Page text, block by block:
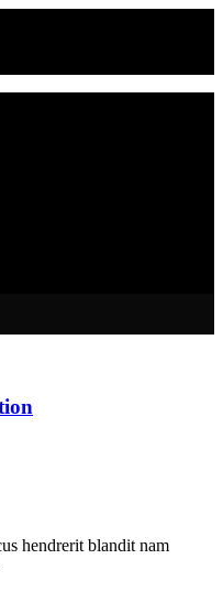
hendrerit blandit nam